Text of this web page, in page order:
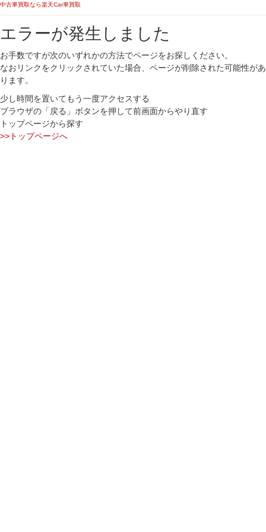
中古車買取なら楽天Car車買取
エラーが発生しました
お手数ですが次のいずれかの方法でページをお探しください。
なおリンクをクリックされていた場合、ページが削除された可能性があ
ります。
少し時間を置いてもう一度アクセスする
ブラウザの「戻る」ボタンを押して前画面からやり直す
トップページから探す
>>トップページへ